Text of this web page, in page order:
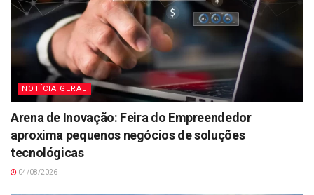
NOTÍCIA GERAL
Arena de Inovação: Feira do Empreendedor
aproxima pequenos negócios de soluções
tecnológicas
04/08/2026